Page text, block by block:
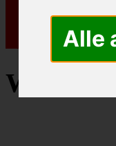
Alle
Willi